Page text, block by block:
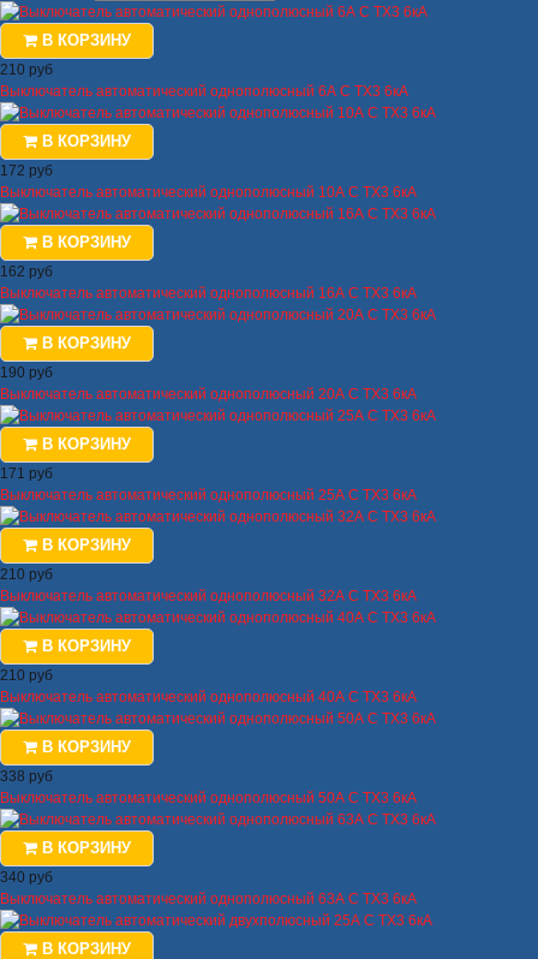
В КОРЗИНУ
210 руб
Выключатель автоматический однополюсный 6А C TX3 6кА
В КОРЗИНУ
172 руб
Выключатель автоматический однополюсный 10А C TX3 6кА
В КОРЗИНУ
162 руб
Выключатель автоматический однополюсный 16А C TX3 6кА
В КОРЗИНУ
190 руб
Выключатель автоматический однополюсный 20А C TX3 6кА
В КОРЗИНУ
171 руб
Выключатель автоматический однополюсный 25А C TX3 6кА
В КОРЗИНУ
210 руб
Выключатель автоматический однополюсный 32А C TX3 6кА
В КОРЗИНУ
210 руб
Выключатель автоматический однополюсный 40А C TX3 6кА
В КОРЗИНУ
338 руб
Выключатель автоматический однополюсный 50А C TX3 6кА
В КОРЗИНУ
340 руб
Выключатель автоматический однополюсный 63А C TX3 6кА
В КОРЗИНУ